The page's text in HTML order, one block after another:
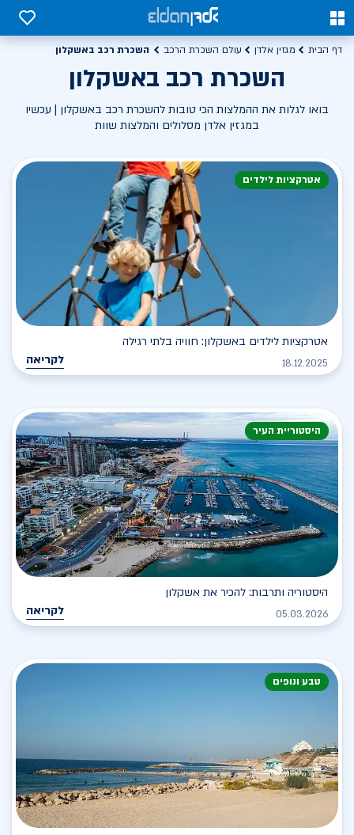
0
0
דף הבית מגזין אלדן עולם השכרת הרכב השכרת רכב באשקלון
השכרת רכב באשקלון
בואו לגלות את ההמלצות הכי טובות להשכרת רכב באשקלון | עכשיו
במגזין אלדן מסלולים והמלצות שוות
אטרקציות לילדים
אטרקציות לילדים באשקלון: חוויה בלתי רגילה
18.12.2025 לקריאה
היסטוריית העיר
היסטוריה ותרבות: להכיר את אשקלון
05.03.2026 לקריאה
טבע ונופים